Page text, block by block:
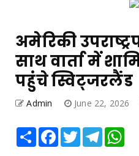
अमेरिकी
साथ वार्ता में
पहुंचे स्विट्जरलैंड
Admin June 22, 2026
Share Facebook
TwitterTelegram